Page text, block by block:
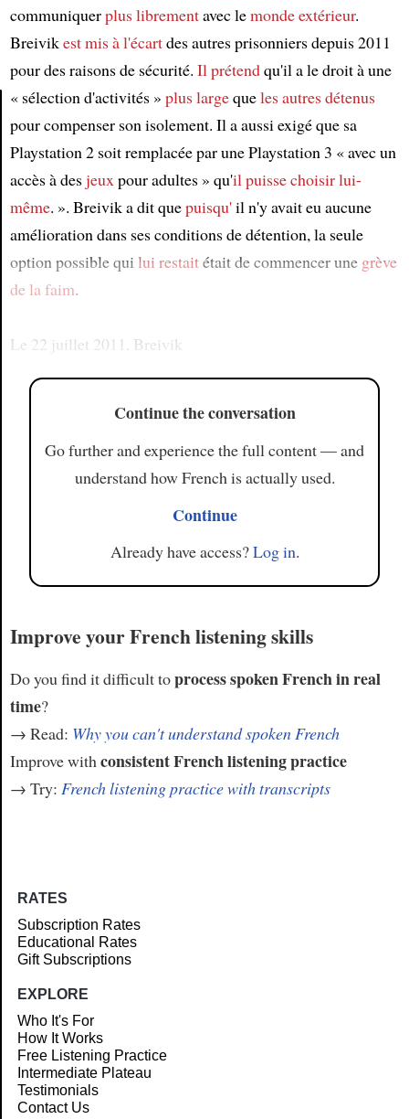
communiquerplus librementavec lemonde extérieur.
Breivikest mis à l'écartdes autres prisonniers depuis 2011
pour des raisons de sécurité. Il prétendqu'il a le droit à une
« sélection d'activités » plus largequeles autres détenus
pour compenser son isolement. Il a aussi exigé que sa
Playstation 2 soit remplacée par une Playstation 3 « avec un
accès à desjeuxpour adultes » qu'il puisse choisir lui-
même. ». Breivik a dit quepuisqu'il n'y avait eu aucune
amélioration dans ses conditions de détention, la seule
option possible qui lui restaitétait de commencer une grève
de la faim.
Le 22 juillet 2011, Breivik
Continue the conversation
Go further and experience the full content — and
understand how French is actually used.
Continue
Already have access?Log in.
Improve your French listening skills
Do you find it difficult toprocess spoken French in real
time?
→ Read: Why you can't understand spoken French
Improve with consistent French listening practice
→ Try: French listening practice with transcripts
RATES
Subscription Rates
Educational Rates
Gift Subscriptions
EXPLORE
Who It's For
How It Works
Free Listening Practice
Intermediate Plateau
Testimonials
Contact Us